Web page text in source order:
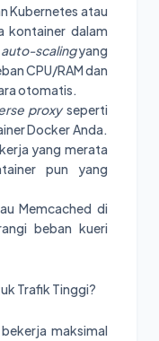
Kubernetes atau
kontainer dalam
auto-scalingyang
CPU/RAM dan
otomatis.
proxyseperti
Docker Anda.
yang merata
pun yang
Memcached di
beban kueri
Trafik Tinggi?
maksimal